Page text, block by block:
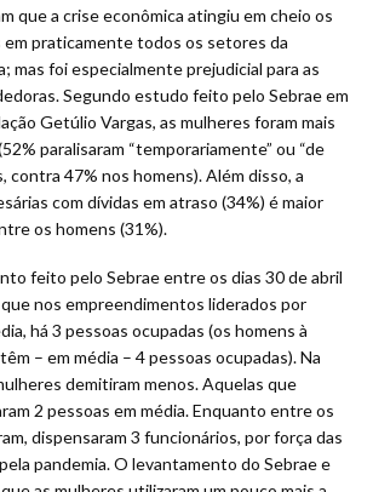
que a crise econômica atingiu em cheio os
praticamente todos os setores da
mas foi especialmente prejudicial para as
Segundo estudo feito pelo Sebrae em
Getúlio Vargas, as mulheres foram mais
paralisaram “temporariamente” ou “de
contra 47% nos homens). Além disso, a
com dívidas em atraso (34%) é maior
os homens (31%).
feito pelo Sebrae entre os dias 30 de abril
nos empreendimentos liderados por
há 3 pessoas ocupadas (os homens à
– em média – 4 pessoas ocupadas). Na
demitiram menos. Aquelas que
2 pessoas em média. Enquanto entre os
dispensaram 3 funcionários, por força das
pandemia. O levantamento do Sebrae e